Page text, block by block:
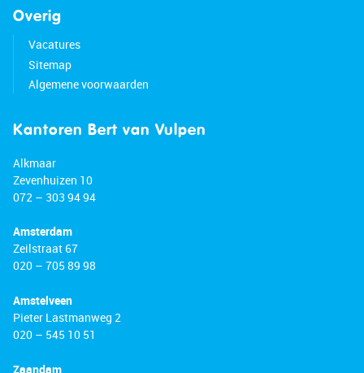
Overig
Vacatures
Sitemap
Algemene voorwaarden
Kantoren Bert van Vulpen
Alkmaar
Zevenhuizen 10
072 – 303 94 94
Amsterdam
Zeilstraat 67
020 – 705 89 98
Amstelveen
Pieter Lastmanweg 2
020 – 545 10 51
Zaandam